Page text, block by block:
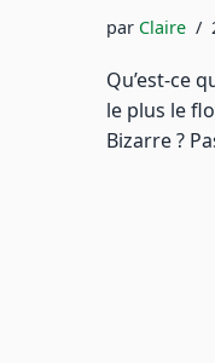
par Claire
Qu’est-ce
le plus le
Bizarre ?